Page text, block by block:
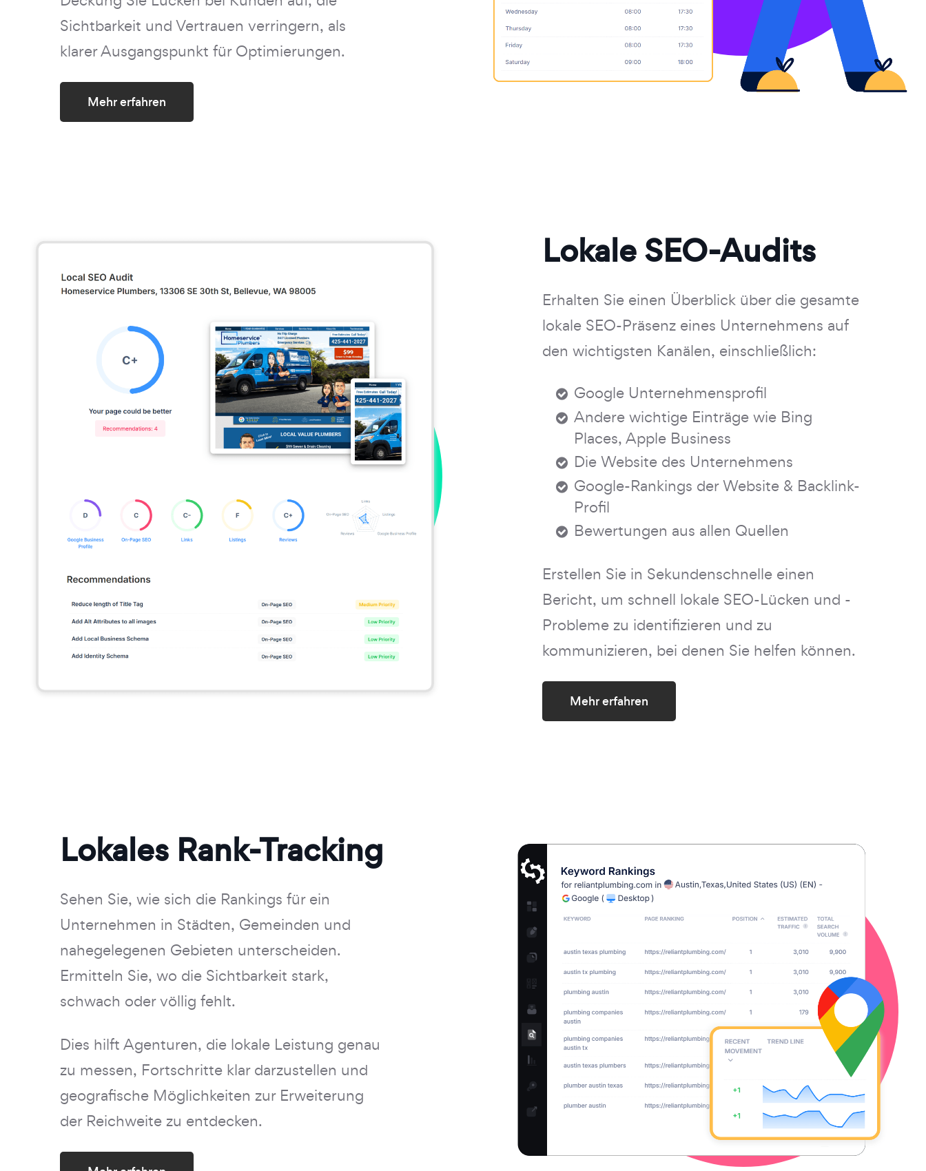
Sichtbarkeit und Vertrauen verringern, als
klarer Ausgangspunkt für Optimierungen.
Mehr erfahren
Lokale SEO-Audits
Erhalten Sie einen Überblick über die gesamte
lokale SEO-Präsenz eines Unternehmens auf
den wichtigsten Kanälen, einschließlich:
Google Unternehmensprofil
Andere wichtige Einträge wie Bing
Places, Apple Business
Die Website des Unternehmens
Google-Rankings der Website & Backlink-
Profil
Bewertungen aus allen Quellen
Erstellen Sie in Sekundenschnelle einen
Bericht, um schnell lokale SEO-Lücken und -
Probleme zu identifizieren und zu
kommunizieren, bei denen Sie helfen können.
Mehr erfahren
Lokales Rank-Tracking
Sehen Sie, wie sich die Rankings für ein
Unternehmen in Städten, Gemeinden und
nahegelegenen Gebieten unterscheiden.
Ermitteln Sie, wo die Sichtbarkeit stark,
schwach oder völlig fehlt.
Dies hilft Agenturen, die lokale Leistung genau
zu messen, Fortschritte klar darzustellen und
geografische Möglichkeiten zur Erweiterung
der Reichweite zu entdecken.